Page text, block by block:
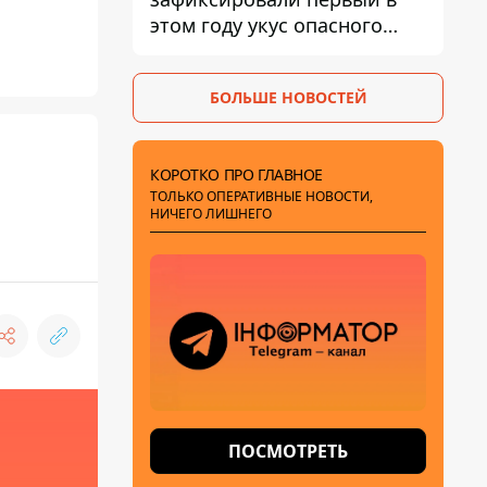
этом году укус опасного
БОЛЬШЕ НОВОСТЕЙ
КОРОТКО ПРО ГЛАВНОЕ
ТОЛЬКО ОПЕРАТИВНЫЕ НОВОСТИ,
НИЧЕГО ЛИШНЕГО
ПОСМОТРЕТЬ